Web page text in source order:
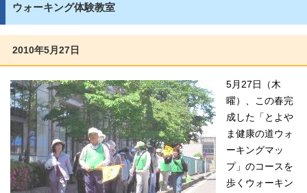
ウォーキング体験教室
2010年5月27日
5月27日（木
曜）、この春完
成した「とよや
ま健康の道ウォ
ーキングマッ
プ」のコースを
歩くウォーキン